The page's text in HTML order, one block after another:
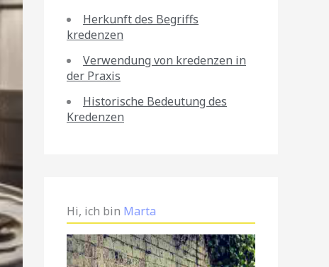
Herkunft des Begriffs
kredenzen
Verwendung von kredenzen in
der Praxis
Historische Bedeutung des
Kredenzen
Hi, ich bin Marta